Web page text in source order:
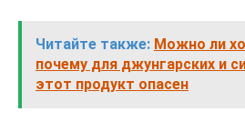
Читайте также: Можно ли
почему для джунгарских и
этот продукт опасен